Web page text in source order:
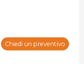
Chiedi un preventivo